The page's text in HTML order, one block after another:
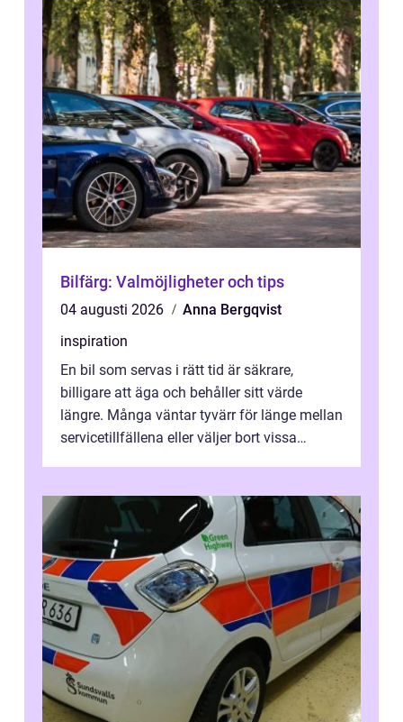
Bilfärg: Valmöjligheter och tips
04 augusti 2026
Anna Bergqvist
inspiration
En bil som servas i rätt tid är säkrare,
billigare att äga och behåller sitt värde
längre. Många väntar tyvärr för länge mellan
servicetillfällena eller väljer bort vissa